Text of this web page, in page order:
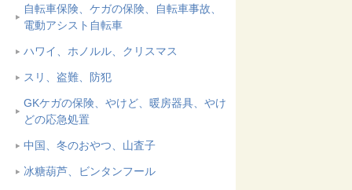
自転車保険、ケガの保険、自転車事故、
電動アシスト自転車
ハワイ、ホノルル、クリスマス
スリ、盗難、防犯
GKケガの保険、やけど、暖房器具、やけ
どの応急処置
中国、冬のおやつ、山査子
冰糖葫芦、ビンタンフール